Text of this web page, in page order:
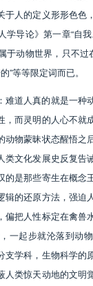
于人的定义形形色色
学导论》第一章“自
于动物世界，只不过
”等等限定词而已。
道人真的就是一种
，而灵明的人心不就
动物蒙昧状态醒悟之
类文化发展史反复告
的是那些寄生在概念
的还原方法，强迫
偏把人性标定在禽兽
一起步就沦落到动
支学科，生物科学的
人类惊天动地的文明